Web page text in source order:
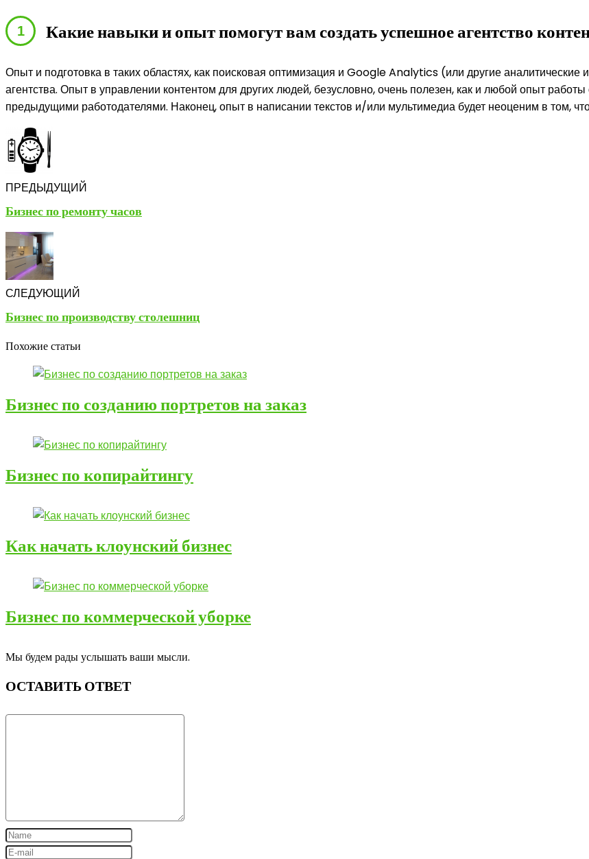
Какие навыки и опыт помогут вам создать успешное агентство
Опыт и подготовка в таких областях, как поисковая оптимизация и Google Analytics (или другие
агентства. Опыт в управлении контентом для других людей, безусловно, очень полезен, как и любой опыт
предыдущими работодателями. Наконец, опыт в написании текстов и/или мультимедиа будет неоценим в том,
ПРЕДЫДУЩИЙ
Бизнес по ремонту часов
СЛЕДУЮЩИЙ
Бизнес по производству столешниц
Похожие статьи
Бизнес по созданию портретов на заказ
Бизнес по копирайтингу
Как начать клоунский бизнес
Бизнес по коммерческой уборке
Мы будем рады услышать ваши мысли.
ОСТАВИТЬ ОТВЕТ